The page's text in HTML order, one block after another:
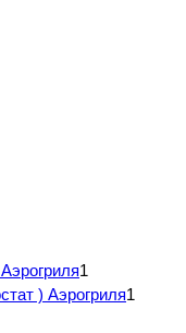
1
) Аэрогриля1